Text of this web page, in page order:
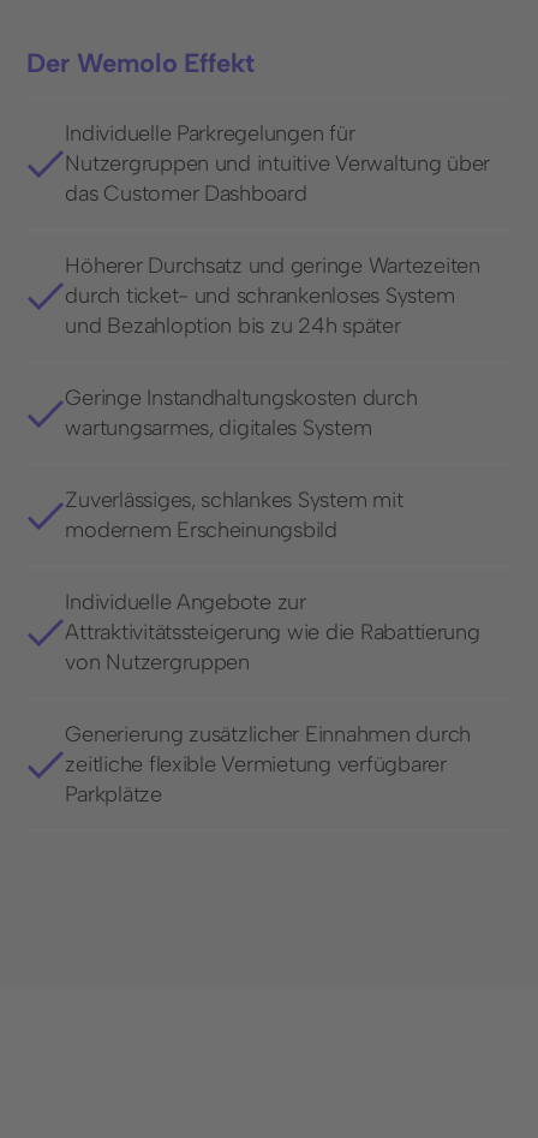
Der Wemolo Effekt
Individuelle Parkregelungen für
Nutzergruppen und intuitive Verwaltung über
das Customer Dashboard
Höherer Durchsatz und geringe Wartezeiten
durch ticket- und schrankenloses System
und Bezahloption bis zu 24h später
Geringe Instandhaltungskosten durch
wartungsarmes, digitales System
Zuverlässiges, schlankes System mit
modernem Erscheinungsbild
Individuelle Angebote zur
Attraktivitätssteigerung wie die Rabattierung
von Nutzergruppen
Generierung zusätzlicher Einnahmen durch
zeitliche flexible Vermietung verfügbarer
Parkplätze